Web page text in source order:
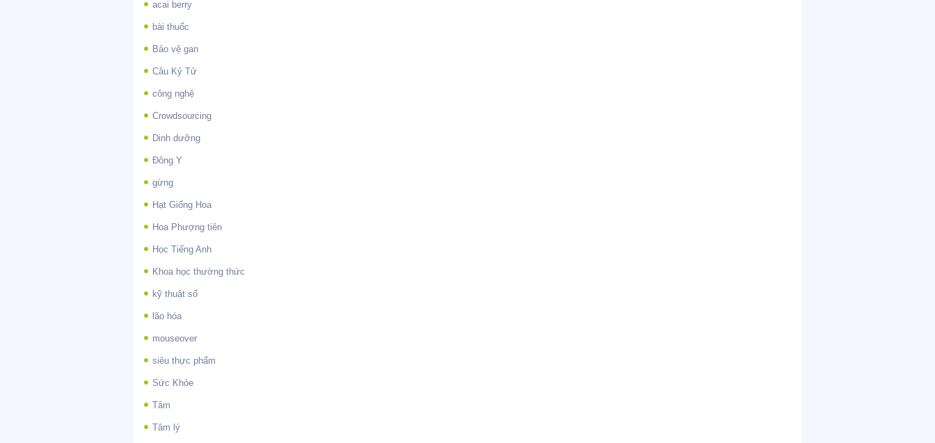
acai berry
bài thuốc
Bảo vệ gan
Câu Kỷ Tử
công nghệ
Crowdsourcing
Dinh dưỡng
Đông Y
gừng
Hạt Giống Hoa
Hoa Phượng tiên
Học Tiếng Anh
Khoa học thường thức
kỹ thuật số
lão hóa
mouseover
siêu thực phẩm
Sức Khỏe
Tâm
Tâm lý